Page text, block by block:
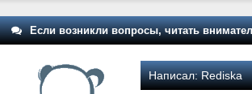
Если возникли вопросы, читать
Написал:Rediska